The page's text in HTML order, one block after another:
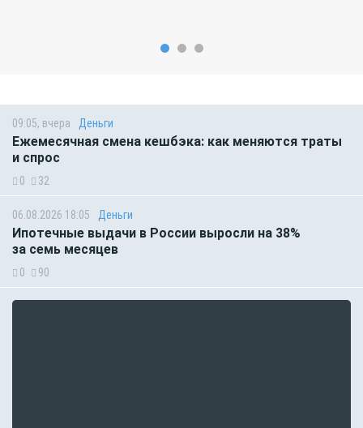
09:05, вчера Деньги
Ежемесячная смена кешбэка: как меняются траты
и спрос
0 32
06.08.2026 18:05 Деньги
Ипотечные выдачи в России выросли на 38%
за семь месяцев
0 90